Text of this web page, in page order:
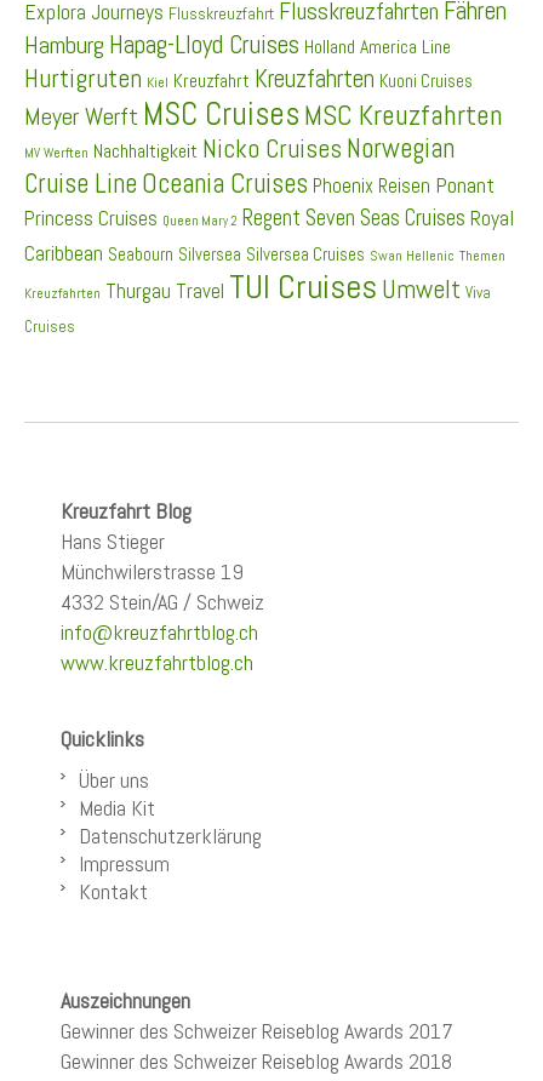
Explora Journeys Flusskreuzfahrt Flusskreuzfahrten Fähren
Hamburg Hapag-Lloyd Cruises Holland America Line
Hurtigruten Kiel Kreuzfahrt Kreuzfahrten Kuoni Cruises
Meyer Werft MSC Cruises MSC Kreuzfahrten
MV Werften Nachhaltigkeit Nicko Cruises Norwegian
Cruise Line Oceania Cruises Phoenix Reisen Ponant
Princess Cruises Queen Mary 2 Regent Seven Seas Cruises Royal
Caribbean Seabourn Silversea Silversea Cruises Swan Hellenic Themen
Kreuzfahrten Thurgau Travel TUI Cruises Umwelt Viva
Cruises
Kreuzfahrt Blog
Hans Stieger
Münchwilerstrasse 19
4332 Stein/AG / Schweiz
info@kreuzfahrtblog.ch
www.kreuzfahrtblog.ch
Quicklinks
Über uns
Media Kit
Datenschutzerklärung
Impressum
Kontakt
Auszeichnungen
Gewinner des Schweizer Reiseblog Awards 2017
Gewinner des Schweizer Reiseblog Awards 2018